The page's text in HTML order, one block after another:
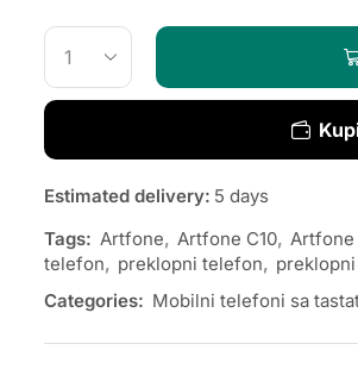
Estimated delivery: 5 days
Tags: Artfone, Artfone C10, Artfone
telefon, preklopni telefon,
Categories: Mobilni telefoni sa